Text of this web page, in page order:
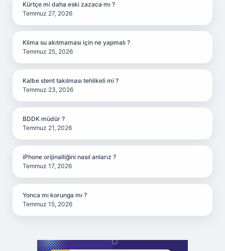
Kürtçe mi daha eski zazaca mı ?
Temmuz 27, 2026
Klima su akıtmaması için ne yapmalı ?
Temmuz 25, 2026
Kalbe stent takılması tehlikeli mi ?
Temmuz 23, 2026
BDDK müdür ?
Temmuz 21, 2026
iPhone orijinalliğini nasıl anlarız ?
Temmuz 17, 2026
Yonca mı korunga mı ?
Temmuz 15, 2026